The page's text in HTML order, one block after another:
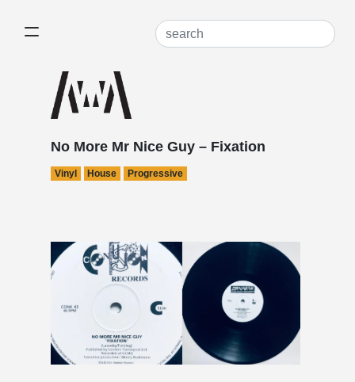
No More Mr Nice Guy – Fixation
Vinyl House Progressive